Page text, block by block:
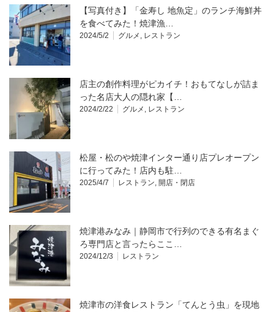
【写真付き】「金寿し 地魚定」のランチ海鮮丼
を食べてみた！焼津漁…
2024/5/2 グルメ , レストラン
店主の創作料理がピカイチ！おもてなしが詰ま
った名店大人の隠れ家【…
2024/2/22 グルメ , レストラン
松屋・松のや焼津インター通り店プレオープン
に行ってみた！店内も駐…
2025/4/7 レストラン, 開店・閉店
焼津港みなみ｜静岡市で行列のできる有名まぐ
ろ専門店と言ったらここ…
2024/12/3 レストラン
焼津市の洋食レストラン「てんとう虫」を現地